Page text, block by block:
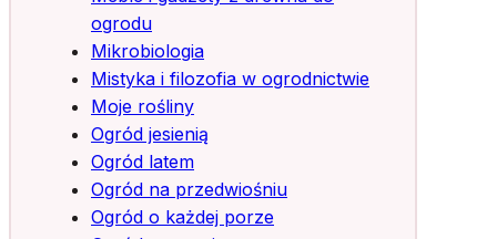
ogrodu
Mikrobiologia
Mistyka i filozofia w ogrodnictwie
Moje rośliny
Ogród jesienią
Ogród latem
Ogród na przedwiośniu
Ogród o każdej porze